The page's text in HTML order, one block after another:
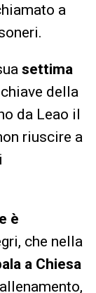
a
settima
della
da Leao il
riuscire a
è
che nella
a Chiesa